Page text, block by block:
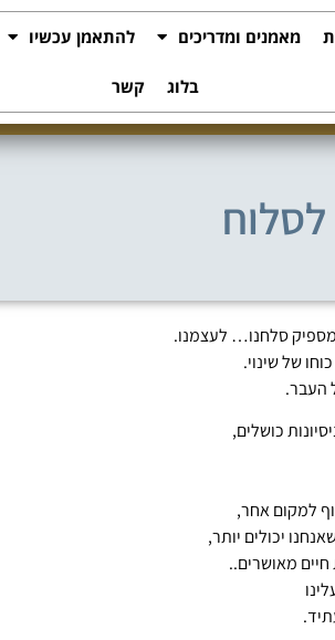
מאמנים ומדריכים להתאמן עכשיו
בלוג קשר
סלחנו… לעצמנו.
של שינוי.
העבר.
כושלים,
למקום אחר,
יכולים יותר,
מאושרים..